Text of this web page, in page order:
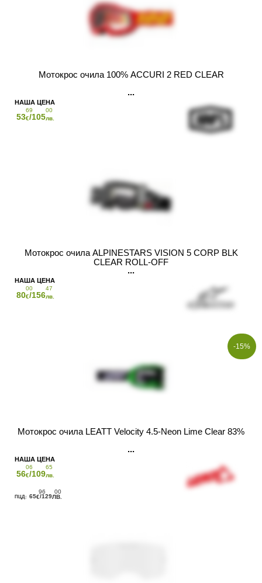
Мотокрос очила 100% ACCURI 2 RED CLEAR
53
69
€/105
00
лв.
Мотокрос очила ALPINESTARS VISION 5 CORP BLK
CLEAR ROLL-OFF
80
00
€/156
47
лв.
-15%
Мотокрос очила LEATT Velocity 4.5-Neon Lime Clear 83%
56
06
€/109
65
лв.
65
96
€/129
00
ЛВ.